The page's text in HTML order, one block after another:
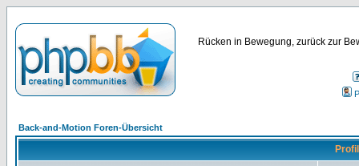
Rücken in Bewegung, zurück zur
Back-and-Motion Foren-Übersicht